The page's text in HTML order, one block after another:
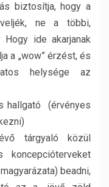
biztosítja, hogy a
ne a többi,
Hogy ide akarjanak
a „wow” érzést, és
helysége az
hallgató (érvényes
tárgyaló közül
beadni,